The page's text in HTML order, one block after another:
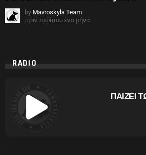
by Mavroskyla Team
πριν περίπου ένα μήνα
RADIO
ΠΑΙΖΕΙ